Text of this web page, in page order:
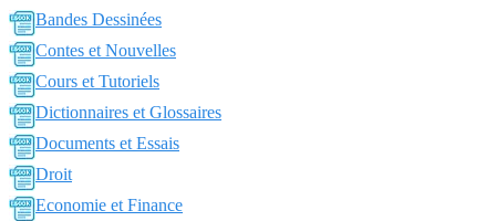
Bandes Dessinées
Contes et Nouvelles
Cours et Tutoriels
Dictionnaires et Glossaires
Documents et Essais
Droit
Economie et Finance